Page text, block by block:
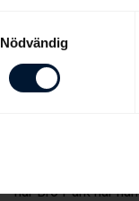
Nödvändig
Det
när Bro Park har